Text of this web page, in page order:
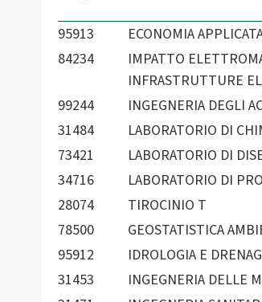
95913 ECONOMIA
84234
IMPATTO
INFRASTRUTTURE
99244 INGEGNERIA DEGLI
31484
LABORATORIO DI
73421
LABORATORIO DI
34716
LABORATORIO DI
28074
TIROCINIO T
78500
GEOSTATISTICA
95912
IDROLOGIA E
31453
INGEGNERIA DELLE